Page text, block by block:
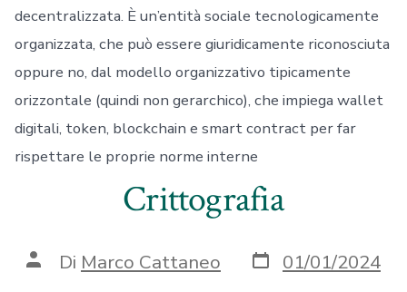
decentralizzata. È un’entità sociale tecnologicamente
organizzata, che può essere giuridicamente riconosciuta
oppure no, dal modello organizzativo tipicamente
orizzontale (quindi non gerarchico), che impiega wallet
digitali, token, blockchain e smart contract per far
rispettare le proprie norme interne
Crittografia
Autore
articolo
Di Marco Cattaneo Data
articolo
01/01/2024